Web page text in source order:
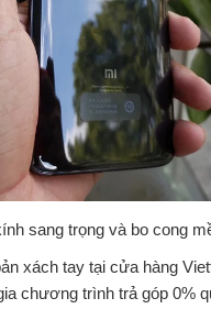
sang trọng và bo cong
xách tay tại cửa hàng
chương trình trả góp 0%